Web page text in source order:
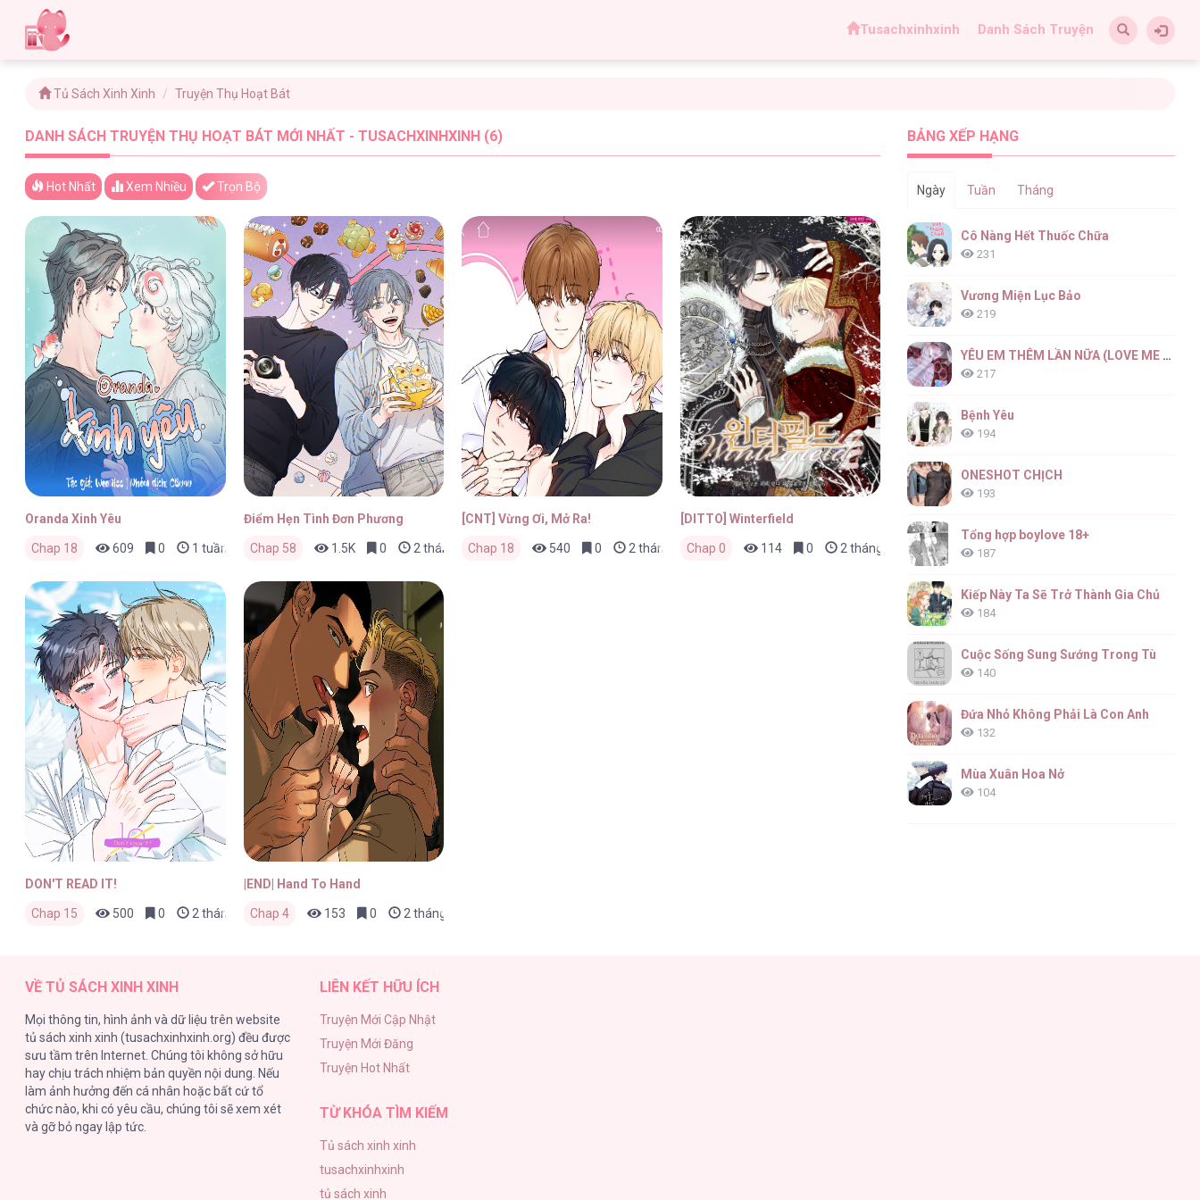
Tusachxinhxinh Danh Sách Truyện
Tủ Sách Xinh Xinh Truyện Thụ Hoạt Bát
DANH SÁCH TRUYỆN THỤ HOẠT BÁT MỚI NHẤT - TUSACHXINHXINH (6)
Hot Nhất Xem Nhiều Trọn Bộ
Oranda Xinh Yêu
Chap 18 609 0 1 tuần trước
Điểm Hẹn Tình Đơn Phương
Chap 58 1.5K 0 2 tháng trước
[CNT] Vừng Ơi, Mở Ra!
Chap 18 540 0 2 tháng trước
[DITTO] Winterfield
Chap 0 114 0 2 tháng trước
DON'T READ IT!
Chap 15 500 0 2 tháng trước
|END| Hand To Hand
Chap 4 153 0 2 tháng trước
BẢNG XẾP HẠNG
Ngày Tuần Tháng
Cô Nàng Hết Thuốc Chữa
231
Vương Miện Lục Bảo
219
YÊU EM THÊM LẦN NỮA (LOVE ME AGAIN)
217
Bệnh Yêu
194
ONESHOT CHỊCH
193
Tổng hợp boylove 18+
187
Kiếp Này Ta Sẽ Trở Thành Gia Chủ
184
Cuộc Sống Sung Sướng Trong Tù
140
Đứa Nhỏ Không Phải Là Con Anh
132
Mùa Xuân Hoa Nở
104
VỀ TỦ SÁCH XINH XINH
Mọi thông tin, hình ảnh và dữ liệu trên website
tủ sách xinh xinh (tusachxinhxinh.org) đều được
sưu tầm trên Internet. Chúng tôi không sở hữu
hay chịu trách nhiệm bản quyền nội dung. Nếu
làm ảnh hưởng đến cá nhân hoặc bất cứ tổ
chức nào, khi có yêu cầu, chúng tôi sẽ xem xét
và gỡ bỏ ngay lập tức.
LIÊN KẾT HỮU ÍCH
Truyện Mới Cập Nhật
Truyện Mới Đăng
Truyện Hot Nhất
TỪ KHÓA TÌM KIẾM
Tủ sách xinh xinh
tusachxinhxinh
tủ sách xinh